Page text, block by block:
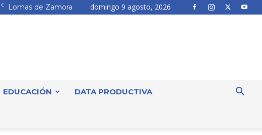
C Lomas de Zamora domingo 9 agosto, 2026
EDUCACIÓN DATA PRODUCTIVA